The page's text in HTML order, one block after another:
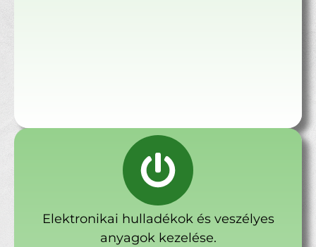
Elektronikai hulladékok és veszélyes
anyagok kezelése.